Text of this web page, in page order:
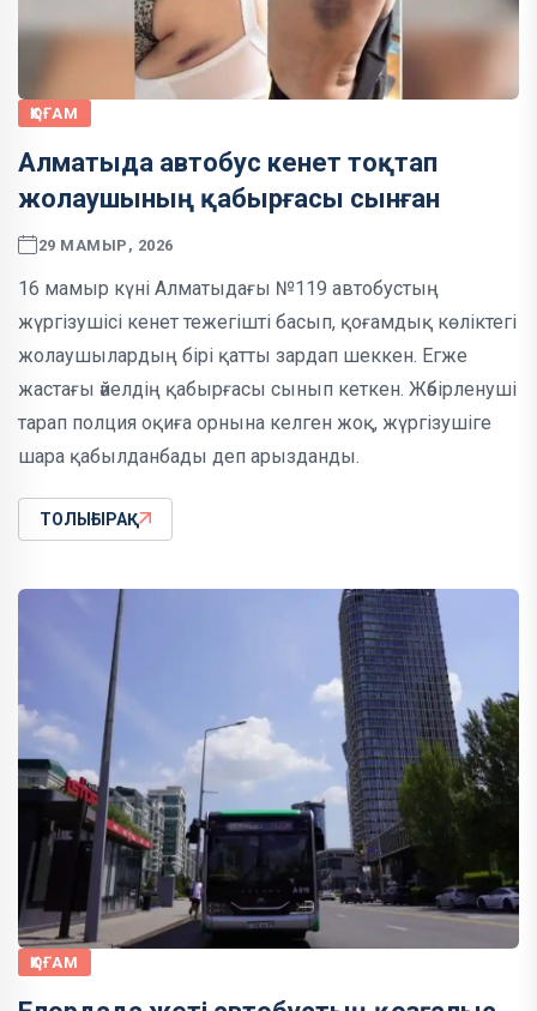
ҚОҒАМ
Алматыда автобус кенет тоқтап
жолаушының қабырғасы сынған
29 МАМЫР, 2026
16 мамыр күні Алматыдағы №119 автобустың
жүргізушісі кенет тежегішті басып, қоғамдық көліктегі
жолаушылардың бірі қатты зардап шеккен. Егже
жастағы әйелдің қабырғасы сынып кеткен. Жәбірленуші
тарап полция оқиға орнына келген жоқ, жүргізушіге
шара қабылданбады деп арызданды.
ТОЛЫҒЫРАҚ
ҚОҒАМ